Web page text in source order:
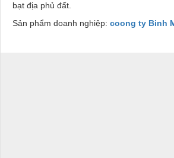
bạt địa phủ đất.
Sản phẩm doanh nghiệp: coong ty Binh